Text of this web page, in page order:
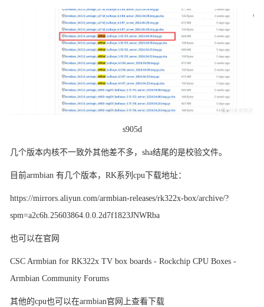
s905d
几个版本内核不一致外其他差不多， sha结尾的是校验文件。
目前armbian 有几个版本，RK系列cpu下载地址：
https://mirrors.aliyun.com/armbian-releases/rk322x-box/archive/?
spm=a2c6h.25603864.0.0.2d7f1823JNWRba
也可以在官网
CSC Armbian for RK322x TV box boards - Rockchip CPU Boxes -
Armbian Community Forums
其他的cpu也可以在armbian官网上查看下载